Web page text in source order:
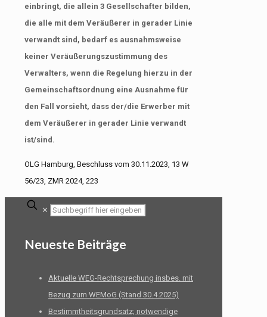
einbringt, die allein 3 Gesellschafter bilden,
die alle mit dem Veräußerer in gerader Linie
verwandt sind, bedarf es ausnahmsweise
keiner Veräußerungszustimmung des
Verwalters, wenn die Regelung hierzu in der
Gemeinschaftsordnung eine Ausnahme für
den Fall vorsieht, dass der/die Erwerber mit
dem Veräußerer in gerader Linie verwandt
ist/sind.
OLG Hamburg, Beschluss vom 30.11.2023, 13 W
56/23, ZMR 2024, 223
✕
Neueste Beiträge
Aktuelle WEG-Rechtsprechung insbes. mit
Bezug zum WEMoG (Stand 30.4.2025)
Bestimmtheitsgrundsatz; notwendige